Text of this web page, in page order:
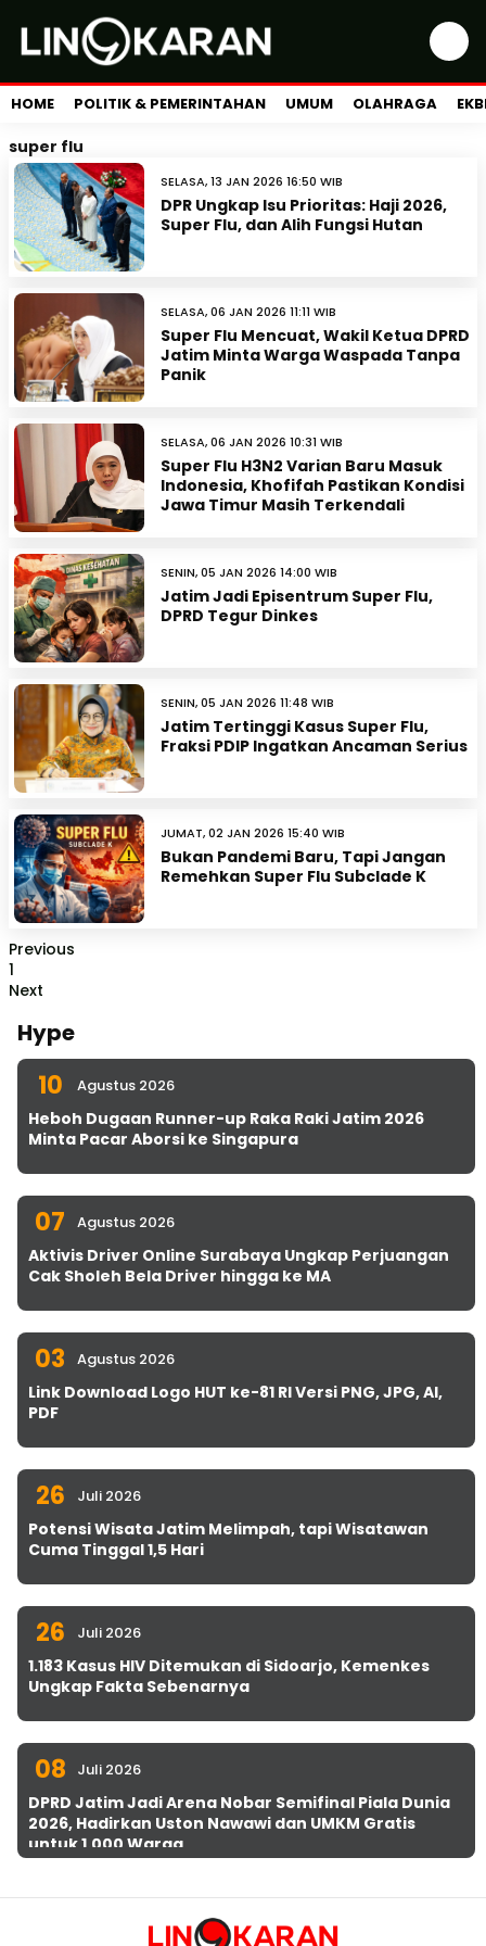
HOME POLITIK & PEMERINTAHAN UMUM OLAHRAGA
super flu
SELASA, 13 JAN 2026 16:50 WIB
DPR Ungkap Isu Prioritas: Haji 2026,
Super Flu, dan Alih Fungsi Hutan
SELASA, 06 JAN 2026 11:11 WIB
Super Flu Mencuat, Wakil Ketua DPRD
Jatim Minta Warga Waspada Tanpa
Panik
SELASA, 06 JAN 2026 10:31 WIB
Super Flu H3N2 Varian Baru Masuk
Indonesia, Khofifah Pastikan Kondisi
Jawa Timur Masih Terkendali
SENIN, 05 JAN 2026 14:00 WIB
Jatim Jadi Episentrum Super Flu,
DPRD Tegur Dinkes
SENIN, 05 JAN 2026 11:48 WIB
Jatim Tertinggi Kasus Super Flu,
Fraksi PDIP Ingatkan Ancaman Serius
JUMAT, 02 JAN 2026 15:40 WIB
Bukan Pandemi Baru, Tapi Jangan
Remehkan Super Flu Subclade K
Previous
1
Next
Hype
10 Agustus 2026
Heboh Dugaan Runner-up Raka Raki Jatim 2026
Minta Pacar Aborsi ke Singapura
07 Agustus 2026
Aktivis Driver Online Surabaya Ungkap Perjuangan
Cak Sholeh Bela Driver hingga ke MA
03 Agustus 2026
Link Download Logo HUT ke-81 RI Versi PNG, JPG, AI,
PDF
26 Juli 2026
Potensi Wisata Jatim Melimpah, tapi Wisatawan
Cuma Tinggal 1,5 Hari
26 Juli 2026
1.183 Kasus HIV Ditemukan di Sidoarjo, Kemenkes
Ungkap Fakta Sebenarnya
08 Juli 2026
DPRD Jatim Jadi Arena Nobar Semifinal Piala Dunia
2026, Hadirkan Uston Nawawi dan UMKM Gratis
untuk 1.000 Warga